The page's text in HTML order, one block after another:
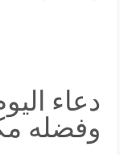
دعاء
وفضله